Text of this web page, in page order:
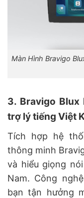
Màn Hình Bravigo
3. Bravigo Blux
trợ lý tiếng Việt
Tích hợp hệ
thông minh
và hiểu giọng
Nam. Công
bạn tận hưởng